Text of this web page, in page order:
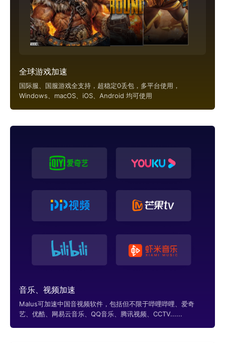
全球游戏加速
国际服、国服游戏全支持，超稳定0丢包，多平台使用，
Windows、macOS、iOS、Android 均可使用
音乐、视频加速
Malus可加速中国音视频软件，包括但不限于哔哩哔哩、爱奇
艺、优酷、网易云音乐、QQ音乐、腾讯视频、CCTV......